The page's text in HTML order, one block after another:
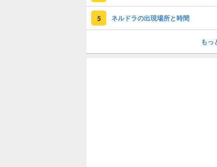
5 ネルドラの出現場所と時間
もっ